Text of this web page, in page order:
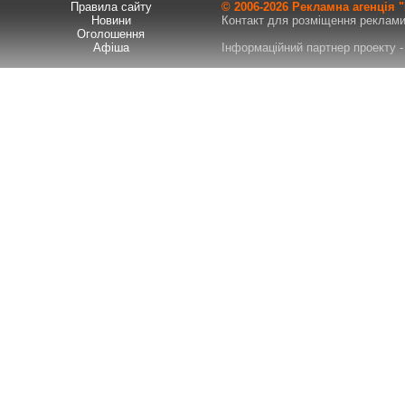
Правила сайту
Новини
Оголошення
Афіша
© 2006-2026 Рекламна
Контакт для розміщення
Інформаційний партнер проекту